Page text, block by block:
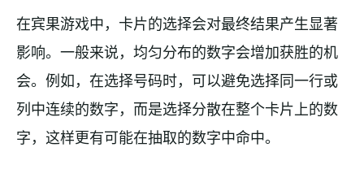
在宾果游戏中，卡片的选择会对最终结果产生显著
影响。一般来说，均匀分布的数字会增加获胜的机
会。例如，在选择号码时，可以避免选择同一行或
列中连续的数字，而是选择分散在整个卡片上的数
字，这样更有可能在抽取的数字中命中。